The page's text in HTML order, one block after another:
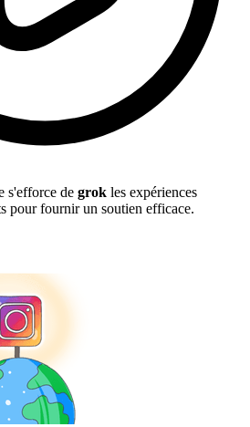
s'efforce de grok les expériences
pour fournir un soutien efficace.